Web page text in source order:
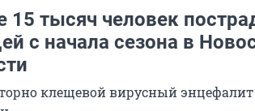
15 тысяч человек
с начала сезона в
клещевой вирусный энцефалит